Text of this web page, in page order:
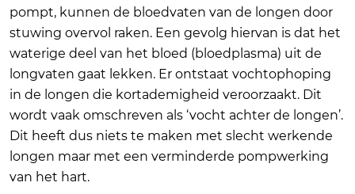
pompt, kunnen de bloedvaten van de longen door
stuwing overvol raken. Een gevolg hiervan is dat het
waterige deel van het bloed (bloedplasma) uit de
longvaten gaat lekken. Er ontstaat vochtophoping
in de longen die kortademigheid veroorzaakt. Dit
wordt vaak omschreven als ‘vocht achter de longen’.
Dit heeft dus niets te maken met slecht werkende
longen maar met een verminderde pompwerking
van het hart.